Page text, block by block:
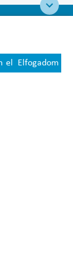
el Elfogadom